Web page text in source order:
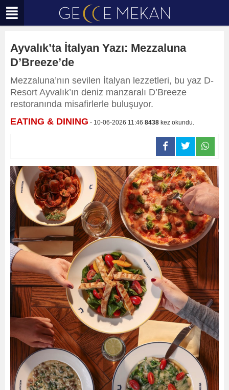
Ayvalık’ta İtalyan Yazı: Mezzaluna
D’Breeze’de
Mezzaluna’nın sevilen İtalyan lezzetleri, bu yaz D-
Resort Ayvalık’ın deniz manzaralı D’Breeze
restoranında misafirlerle buluşuyor.
EATING & DINING - 10-06-2026 11:46 8438 kez okundu.